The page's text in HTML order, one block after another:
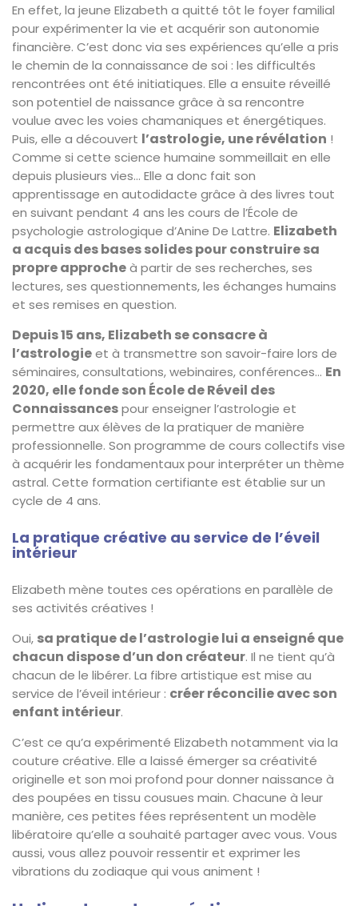
En effet, la jeune Elizabeth a quitté tôt le foyer familial
pour expérimenter la vie et acquérir son autonomie
financière. C’est donc via ses expériences qu’elle a pris
le chemin de la connaissance de soi : les difficultés
rencontrées ont été initiatiques. Elle a ensuite réveillé
son potentiel de naissance grâce à sa rencontre
voulue avec les voies chamaniques et énergétiques.
Puis, elle a découvert l’astrologie, une révélation !
Comme si cette science humaine sommeillait en elle
depuis plusieurs vies… Elle a donc fait son
apprentissage en autodidacte grâce à des livres tout
en suivant pendant 4 ans les cours de l’École de
psychologie astrologique d’Anine De Lattre. Elizabeth
a acquis des bases solides pour construire sa
propre approcheà partir de ses recherches, ses
lectures, ses questionnements, les échanges humains
et ses remises en question.
Depuis 15 ans, Elizabeth se consacre à
l’astrologieet à transmettre son savoir-faire lors de
séminaires, consultations, webinaires, conférences… En
2020, elle fonde son École de Réveil des
Connaissancespour enseigner l’astrologie et
permettre aux élèves de la pratiquer de manière
professionnelle. Son programme de cours collectifs vise
à acquérir les fondamentaux pour interpréter un thème
astral. Cette formation certifiante est établie sur un
cycle de 4 ans.
La pratique créative au service de l’éveil
intérieur
Elizabeth mène toutes ces opérations en parallèle de
ses activités créatives !
Oui, sa pratique de l’astrologie lui a enseigné que
chacun dispose d’un don créateur. Il ne tient qu’à
chacun de le libérer. La fibre artistique est mise au
service de l’éveil intérieur : créer réconcilie avec son
enfant intérieur.
C’est ce qu’a expérimenté Elizabeth notamment via la
couture créative. Elle a laissé émerger sa créativité
originelle et son moi profond pour donner naissance à
des poupées en tissu cousues main. Chacune à leur
manière, ces petites fées représentent un modèle
libératoire qu’elle a souhaité partager avec vous. Vous
aussi, vous allez pouvoir ressentir et exprimer les
vibrations du zodiaque qui vous animent !